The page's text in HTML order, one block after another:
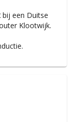
bij een Duitse
Klootwijk.